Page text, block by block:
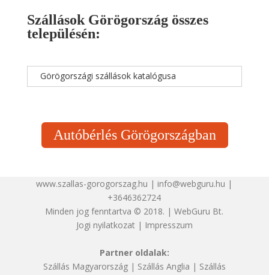
Szállások Görögország összes
településén:
Görögországi szállások katalógusa
Autóbérlés Görögországban
www.szallas-gorogorszag.hu | info@webguru.hu |
+3646362724
Minden jog fenntartva © 2018. | WebGuru Bt.
Jogi nyilatkozat| Impresszum
Partner oldalak:
Szállás Magyarország| Szállás Anglia | Szállás